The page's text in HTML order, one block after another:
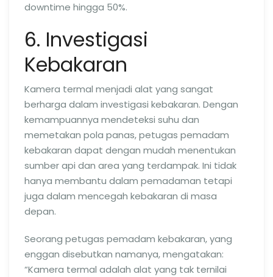
downtime hingga 50%.
6. Investigasi
Kebakaran
Kamera termal menjadi alat yang sangat
berharga dalam investigasi kebakaran. Dengan
kemampuannya mendeteksi suhu dan
memetakan pola panas, petugas pemadam
kebakaran dapat dengan mudah menentukan
sumber api dan area yang terdampak. Ini tidak
hanya membantu dalam pemadaman tetapi
juga dalam mencegah kebakaran di masa
depan.
Seorang petugas pemadam kebakaran, yang
enggan disebutkan namanya, mengatakan:
“Kamera termal adalah alat yang tak ternilai